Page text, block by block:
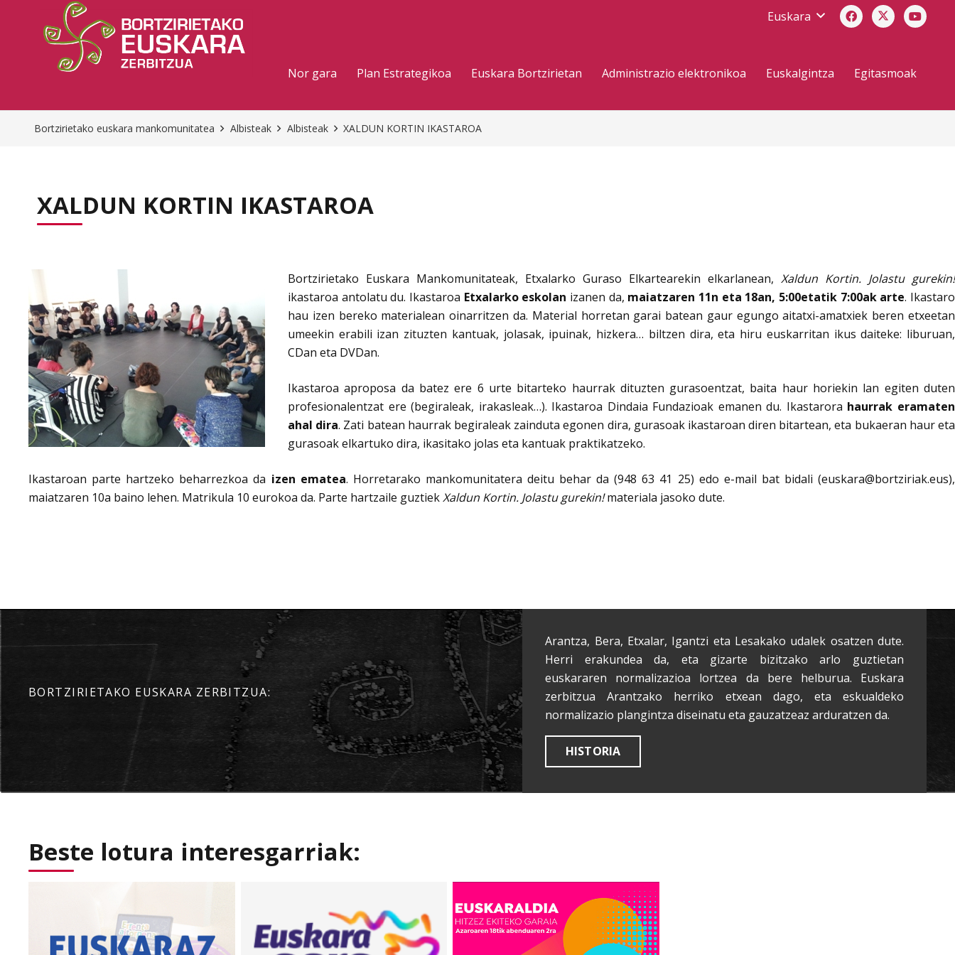
Euskara
Nor gara Plan Estrategikoa Euskara Bortzirietan Administrazio elektronikoa Euskalgintza Egitasmoak
Bortzirietako euskara mankomunitatea Albisteak Albisteak XALDUN KORTIN IKASTAROA
XALDUN KORTIN IKASTAROA
Bortzirietako Euskara Mankomunitateak, Etxalarko Guraso Elkartearekin elkarlanean, Xaldun Kortin. Jolastu gurekin!
ikastaroa antolatu du. Ikastaroa Etxalarko eskolan izanen da, maiatzaren 11n eta 18an, 5:00etatik 7:00ak arte. Ikastaro
hau izen bereko materialean oinarritzen da. Material horretan garai batean gaur egungo aitatxi-amatxiek beren etxeetan
umeekin erabili izan zituzten kantuak, jolasak, ipuinak, hizkera… biltzen dira, eta hiru euskarritan ikus daiteke: liburuan,
CDan eta DVDan.
Ikastaroa aproposa da batez ere 6 urte bitarteko haurrak dituzten gurasoentzat, baita haur horiekin lan egiten duten
profesionalentzat ere (begiraleak, irakasleak…). Ikastaroa Dindaia Fundazioak emanen du. Ikastarora haurrak eramaten
ahal dira. Zati batean haurrak begiraleak zainduta egonen dira, gurasoak ikastaroan diren bitartean, eta bukaeran haur eta
gurasoak elkartuko dira, ikasitako jolas eta kantuak praktikatzeko.
Ikastaroan parte hartzeko beharrezkoa da izen ematea. Horretarako mankomunitatera deitu behar da (948 63 41 25) edo e-mail bat bidali (euskara@bortziriak.eus),
maiatzaren 10a baino lehen. Matrikula 10 eurokoa da. Parte hartzaile guztiekXaldun Kortin. Jolastu gurekin!materiala jasoko dute.
BORTZIRIETAKO EUSKARA ZERBITZUA:
Arantza, Bera, Etxalar, Igantzi eta Lesakako udalek osatzen dute.
Herri erakundea da, eta gizarte bizitzako arlo guztietan
euskararen normalizazioa lortzea da bere helburua. Euskara
zerbitzua Arantzako herriko etxean dago, eta eskualdeko
normalizazio plangintza diseinatu eta gauzatzeaz arduratzen da.
HISTORIA
Beste lotura interesgarriak: